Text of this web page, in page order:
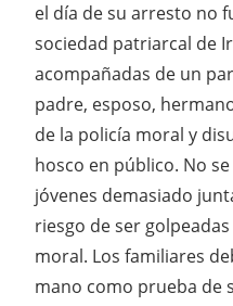
el día de su arresto no
sociedad patriarcal de
acompañadas de un
padre, esposo,
de la policía moral y
hosco en público. No
jóvenes demasiado
riesgo de ser
moral. Los familiares
mano como prueba de